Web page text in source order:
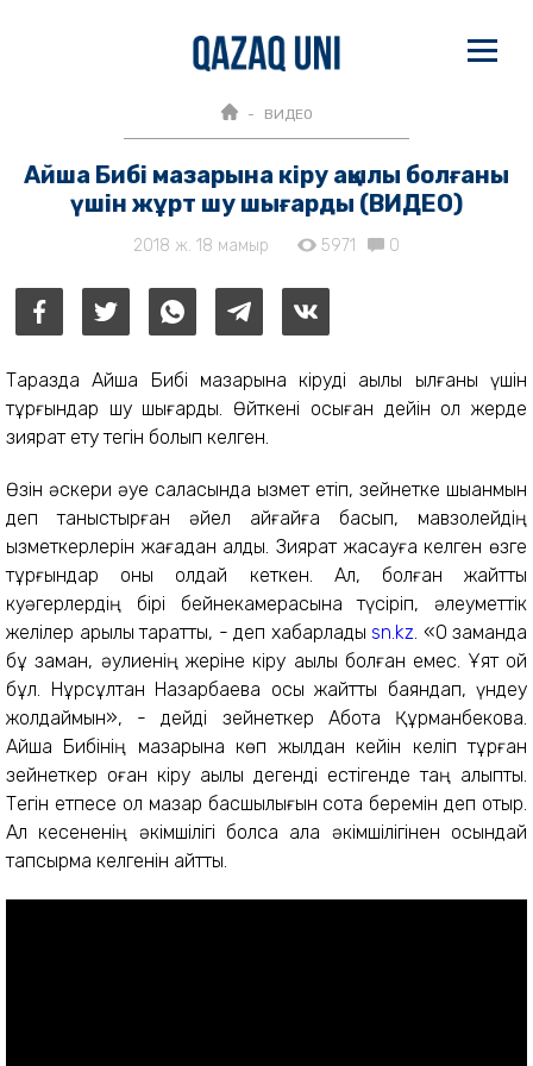
ВИДЕО
Айша Бибі мазарына кіру ақылы болғаны
үшін жұрт шу шығарды (ВИДЕО)
2018 ж. 18 мамыр 5971 0
Таразда Айша Бибі мазарына кіруді ақылы қылғаны үшін
тұрғындар шу шығарды. Өйткені осыған дейін ол жерде
зиярат ету тегін болып келген.
Өзін әскери әуе саласында қызмет етіп, зейнетке шыққанмын
деп таныстырған әйел айғайға басып, мавзолейдің
қызметкерлерін жағадан алды. Зиярат жасауға келген өзге
тұрғындар оны қолдай кеткен. Ал, болған жайтты
куәгерлердің бірі бейнекамерасына түсіріп, әлеуметтік
желілер арқылы таратты, - деп хабарлады sn.kz . «О заманда
бұ заман, әулиенің жеріне кіру ақылы болған емес. Ұят қой
бұл. Нұрсұлтан Назарбаевқа осы жайтты баяндап, үндеу
жолдаймын», - дейді зейнеткер Ақбота Құрманбекова.
Айша Бибінің мазарына көп жылдан кейін келіп тұрған
зейнеткер оған кіру ақылы дегенді естігенде таң қалыпты.
Тегін етпесе ол мазар басшылығын сотқа беремін деп отыр.
Ал кесененің әкімшілігі болса қала әкімшілігінен осындай
тапсырма келгенін айтты.